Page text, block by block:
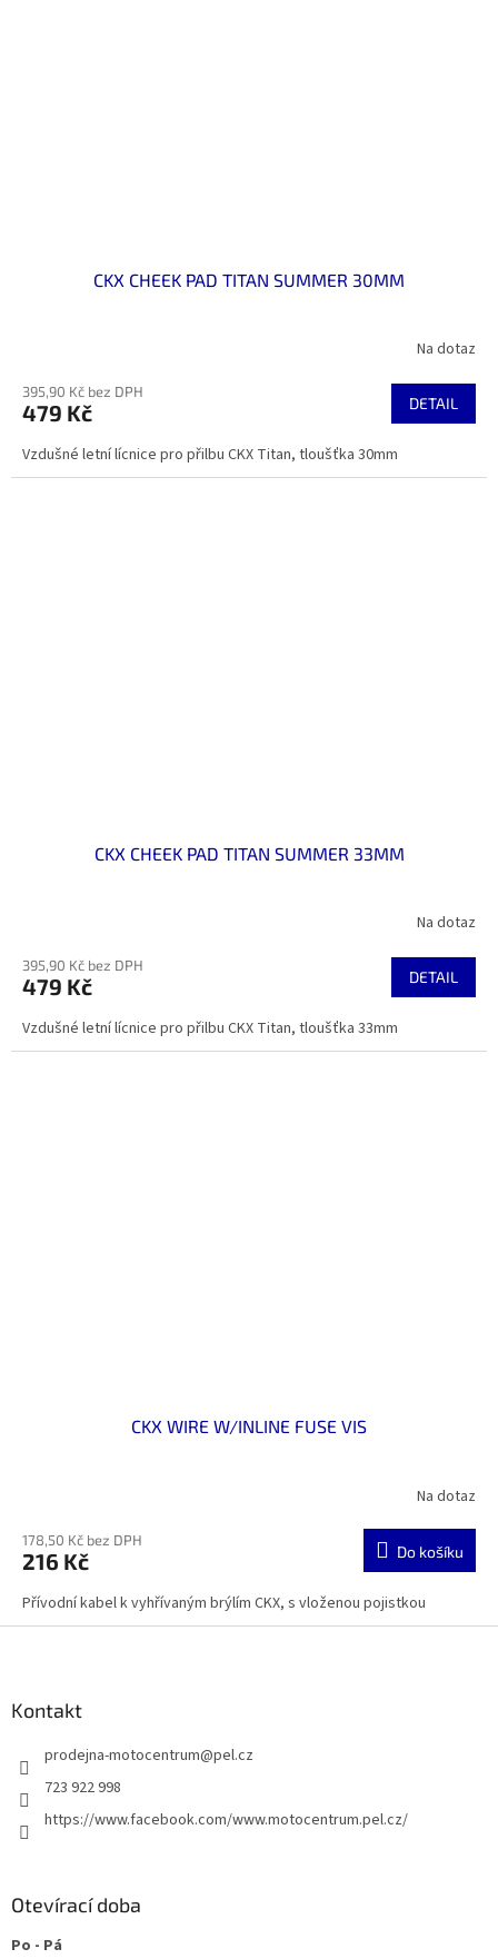
CKX CHEEK PAD TITAN SUMMER 30MM
Na dotaz
395,90 Kč bez DPH
479 Kč DETAIL
Vzdušné letní lícnice pro přilbu CKX Titan, tloušťka 30mm
CKX CHEEK PAD TITAN SUMMER 33MM
Na dotaz
395,90 Kč bez DPH
479 Kč DETAIL
Vzdušné letní lícnice pro přilbu CKX Titan, tloušťka 33mm
CKX WIRE W/INLINE FUSE VIS
Na dotaz
178,50 Kč bez DPH
216 Kč Do košíku
Přívodní kabel k vyhřívaným brýlím CKX, s vloženou pojistkou
Kontakt
prodejna-motocentrum@pel.cz
723 922 998
https://www.facebook.com/www.motocentrum.pel.cz/
Otevírací doba
Po - Pá